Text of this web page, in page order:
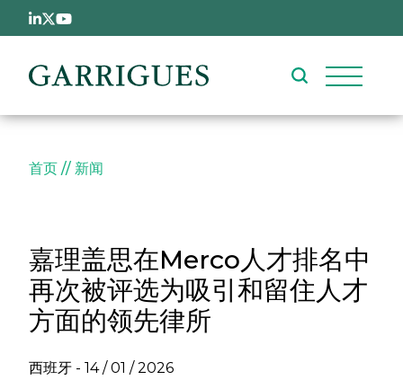
跳转到主要内容
面包屑
首页 新闻
嘉理盖思在Merco人才排名中
再次被评选为吸引和留住人才
方面的领先律所
西班牙 - 14 / 01 / 2026